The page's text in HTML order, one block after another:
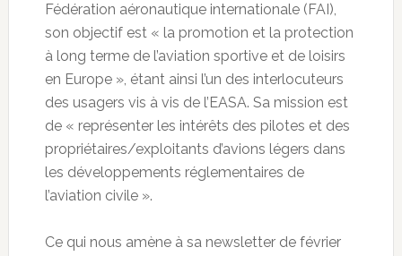
Fédération aéronautique internationale (FAI),
son objectif est « la promotion et la protection
à long terme de l’aviation sportive et de loisirs
en Europe », étant ainsi l’un des interlocuteurs
des usagers vis à vis de l’EASA. Sa mission est
de « représenter les intérêts des pilotes et des
propriétaires/exploitants d’avions légers dans
les développements réglementaires de
l’aviation civile ».
Ce qui nous amène à sa newsletter de février